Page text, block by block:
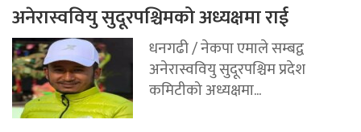
अनेरास्ववियु सुदूरपश्चिमको अध्यक्षमा राई
धनगढी / नेकपा एमाले सम्बद्व
अनेरास्ववियु सुदूरपश्चिम प्रदेश
कमिटीको अध्यक्षमा...